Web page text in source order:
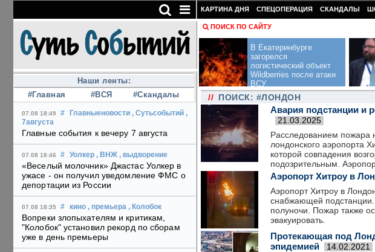
Наши ленты:
#Главная
#ВСЯ #Скандалы
07.08 18:49 # Главныеновости , Сутьсобытий ,
7августа
Главные события к вечеру 7 августа
07.08 18:46 # Уолкер , ВНЖ , выдворение
«Веселый молочник» Джастас Уолкер в
ужасе - он получил уведомление ФМС о
депортации из России
07.08 18:35 # кино , премьера , Колобок
Вопреки злопыхателям и критикам,
"Колобок" установил рекорд по сборам
уже в день премьеры
КАРТИНА ДНЯ СПЕЦОПЕРАЦИЯ СКАНДАЛЫ
ПОИСК ПО САЙТУ
В Екатеринбурге
загорелся
логистический объект
Wildberries после атаки
ВСУ
// ПОИСК: #ЛОНДОН
Авария подстанции и
21.03.2025
Расследованием пожара
лондонского аэропорта
которой совпадения
подозрительным.
Аэропорт Хитроу в
Аэропорт Хитроу в
снабжающей подстанции.
полуночи. Пожар также
эвакуировать.
Протекающая под
эпидемией
14.02.2021